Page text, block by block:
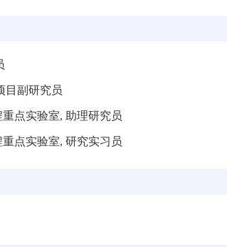
目副研究员
重点实验室, 助理研究员
重点实验室, 研究实习员